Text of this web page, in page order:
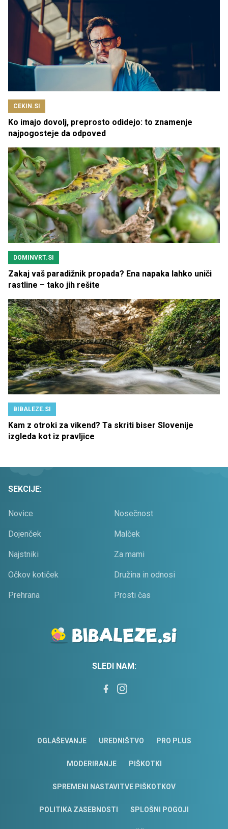
CEKIN.SI
Ko imajo dovolj, preprosto odidejo: to znamenje
najpogosteje da odpoved
DOMINVRT.SI
Zakaj vaš paradižnik propada? Ena napaka lahko uniči
rastline – tako jih rešite
BIBALEZE.SI
Kam z otroki za vikend? Ta skriti biser Slovenije
izgleda kot iz pravljice
SEKCIJE:
Novice Nosečnost
Dojenček Malček
Najstniki Za mami
Očkov kotiček Družina in odnosi
Prehrana Prosti čas
SLEDI NAM:
OGLAŠEVANJE UREDNIŠTVO PRO PLUS
MODERIRANJE PIŠKOTKI
SPREMENI NASTAVITVE PIŠKOTKOV
POLITIKA ZASEBNOSTI SPLOŠNI POGOJI